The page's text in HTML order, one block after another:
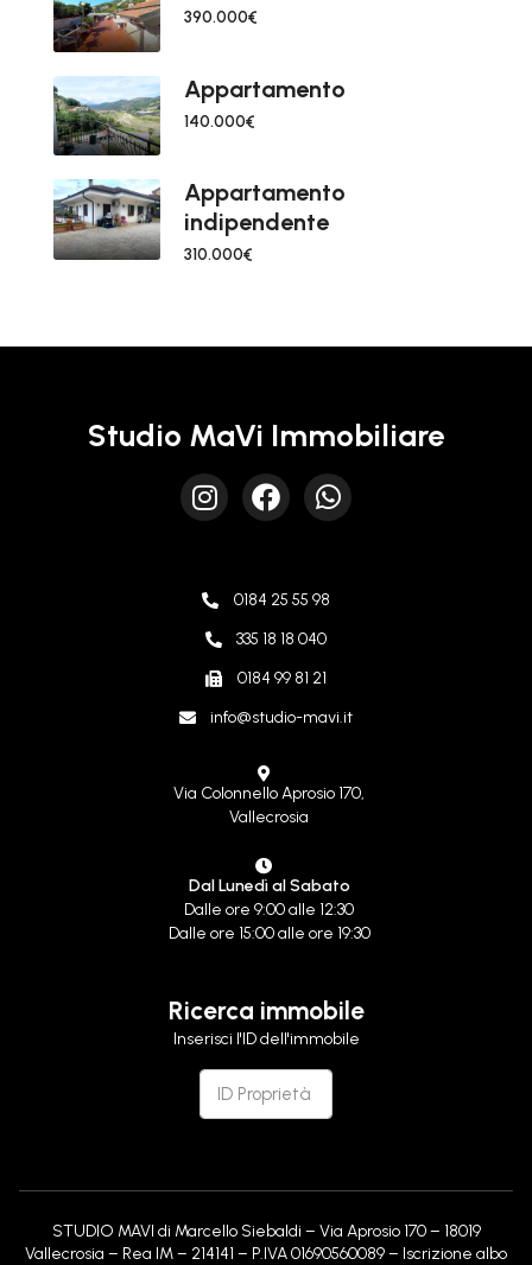
390.000€
Appartamento
140.000€
Appartamento
indipendente
310.000€
Studio MaVi Immobiliare
0184 25 55 98
335 18 18 040
0184 99 81 21
info@studio-mavi.it
Via Colonnello Aprosio 170,
Vallecrosia
Dal Lunedì al Sabato
Dalle ore 9:00 alle 12:30
Dalle ore 15:00 alle ore 19:30
Ricerca immobile
Inserisci l'ID dell'immobile
STUDIO MAVI di Marcello Siebaldi – Via Aprosio 170 – 18019
Vallecrosia – Rea IM – 214141 – P.IVA 01690560089 – Iscrizione albo